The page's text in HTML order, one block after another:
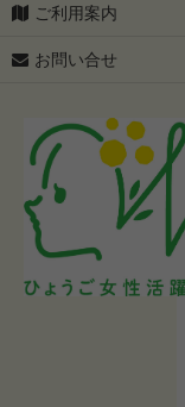
送・送料込み）
プレゼントに人気の食
札幌味噌ラーメンの
【家系ラーメン完全
ン界への衝撃まで徹底
【40代・50代・60代
代・60代男性を虜に
ご利用案内
お問い合せ